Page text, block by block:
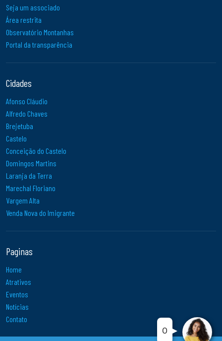
Seja um associado
Área restrita
Observatório Montanhas
Portal da transparência
Cidades
Afonso Cláudio
Alfredo Chaves
Brejetuba
Castelo
Conceição do Castelo
Domingos Martins
Laranja da Terra
Marechal Floriano
Vargem Alta
Venda Nova do Imigrante
Paginas
Home
Atrativos
Eventos
Notícias
Contato
..